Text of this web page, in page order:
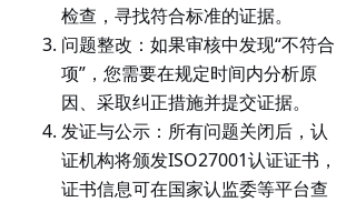
检查，寻找符合标准的证据。
问题整改 ：如果审核中发现“不符合
项”，您需要在规定时间内分析原
因、采取纠正措施并提交证据。
发证与公示 ：所有问题关闭后，认
证机构将颁发ISO27001认证证书，
证书信息可在国家认监委等平台查